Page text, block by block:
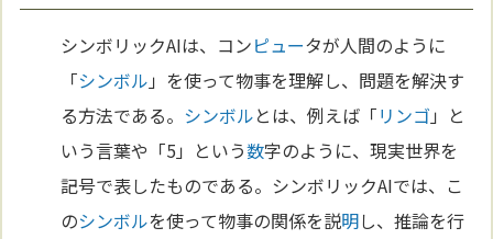
シンボリックAIは、コンピュータが人間のように
「シンボル 」を使って物事を理解し、問題を解決す
る方法である。 シンボルとは、例えば「リンゴ 」と
いう言葉や「5」という数字のように、現実世界を
記号で表したものである。シンボリックAIでは、こ
のシンボルを使って物事の関係を説明し、推論を行